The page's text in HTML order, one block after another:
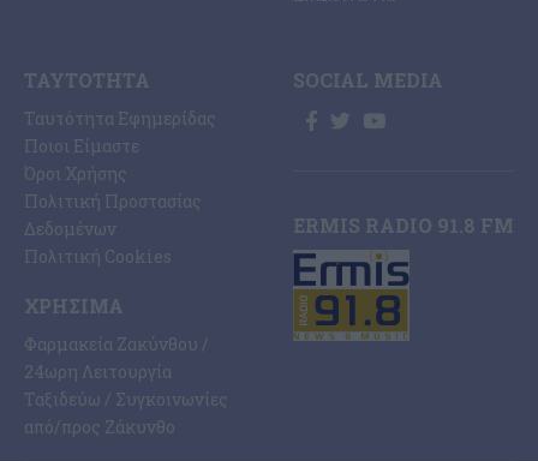
ΤΑΥΤΌΤΗΤΑ
Ταυτότητα Εφημερίδας
Ποιοι Είμαστε
Όροι Χρήσης
Πολιτική Προστασίας
Δεδομένων
Πολιτική Cookies
ΧΡΉΣΙΜΑ
Φαρμακεία Ζακύνθου /
24ωρη Λειτουργία
Ταξιδεύω / Συγκοινωνίες
από/προς Ζάκυνθο
SOCIAL MEDIA
ERMIS RADIO 91.8 FM